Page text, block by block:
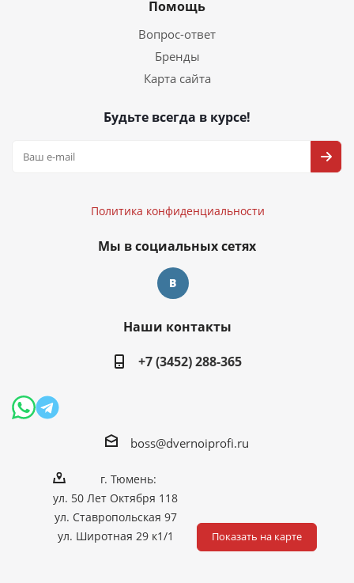
Помощь
Вопрос-ответ
Бренды
Карта сайта
Будьте всегда в курсе!
Политика конфиденциальности
Мы в социальных сетях
Наши контакты
+7 (3452) 288-365
boss@dvernoiprofi.ru
г. Тюмень:
ул. 50 Лет Октября 118
ул. Ставропольская 97
ул. Широтная 29 к1/1
Показать на карте